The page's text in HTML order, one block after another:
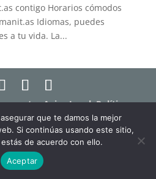
contigo Horarios cómodos
Idiomas, puedes
a tu vida. La...
nuestro Aviso Legal, Política
y Política de Cookies
los términos y condiciones
"Humanit.as Online"
que te damos la mejor
Si continúas usando este sitio,
de acuerdo con ello.
Aceptar